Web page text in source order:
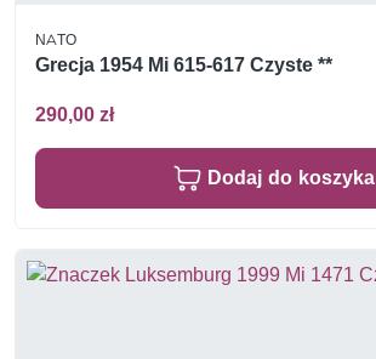
NATO
Grecja 1954 Mi 615-617 Czyste **
290,00 zł
Dodaj do koszyka